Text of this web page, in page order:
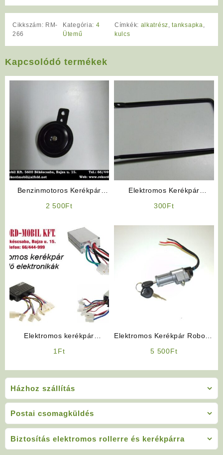
Házhoz szállítás
Postai csomagküldés
Biztosítás elektromos rollerre és kerékpárra
Cikkszám: RM-
266
Kategória: 4
Ütemű
Címkék: alkatrész,tanksapka,
kulcs
Kapcsolódó termékek
Benzinmotoros Kerékpár
2 500Ft
Elektromos Kerékpár
300Ft
Elektromos kerékpár
1 Ft
Elektromos Kerékpár Robogó
5 500Ft